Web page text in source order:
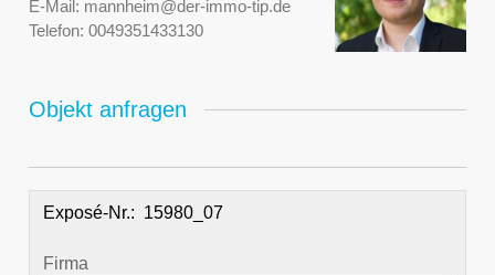
E-Mail: mannheim@der-immo-tip.de
Telefon: 0049351433130
Objekt anfragen
Exposé-Nr.:
Firma